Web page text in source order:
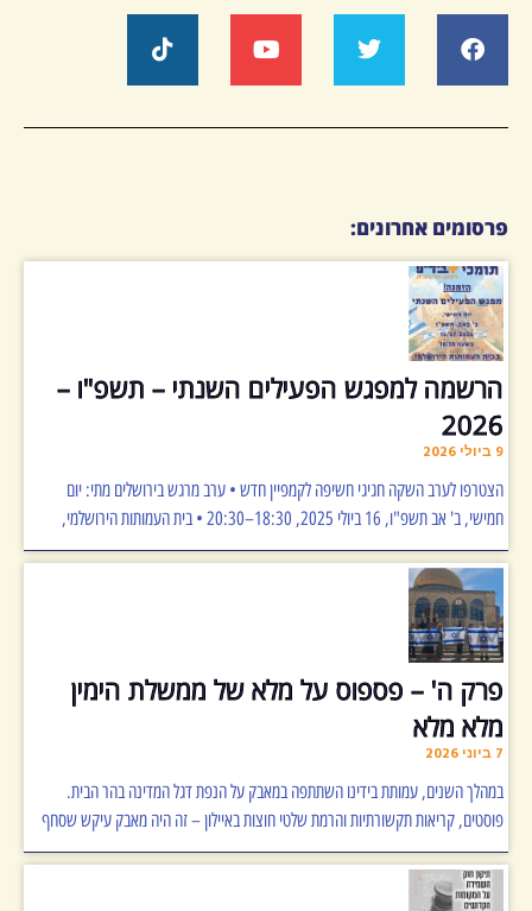
פרסומים אחרונים:
הרשמה למפגש הפעילים השנתי – תשפ"ו –
2026
9 ביולי 2026
הצטרפו לערב השקה חגיגי חשיפה לקמפיין חדש • ערב מרגש בירושלים מתי: יום
חמישי, ב' אב תשפ"ו, 16 ביולי 2025, 18:30–20:30 • בית העמותות הירושלמי,
פרק ה' – פספוס על מלא של ממשלת הימין
מלא מלא
7 ביוני 2026
במהלך השנים, עמותת בידינו השתתפה במאבק על הנפת דגל המדינה בהר הבית.
פוסטים, קריאות תקשורתיות והרמת שלטי חוצות באיילון – זה היה מאבק עיקש שסחף